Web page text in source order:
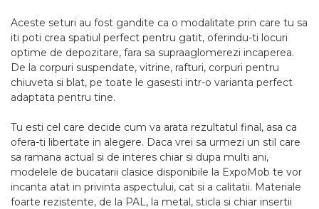
Aceste seturi au fost gandite ca o modalitate prin care tu sa
iti poti crea spatiul perfect pentru gatit, oferindu-ti locuri
optime de depozitare, fara sa supraaglomerezi incaperea.
De la corpuri suspendate, vitrine, rafturi, corpuri pentru
chiuveta si blat, pe toate le gasesti intr-o varianta perfect
adaptata pentru tine.
Tu esti cel care decide cum va arata rezultatul final, asa ca
ofera-ti libertate in alegere. Daca vrei sa urmezi un stil care
sa ramana actual si de interes chiar si dupa multi ani,
modelele de bucatarii clasice disponibile la ExpoMob te vor
incanta atat in privinta aspectului, cat si a calitatii. Materiale
foarte rezistente, de la PAL, la metal, sticla si chiar insertii